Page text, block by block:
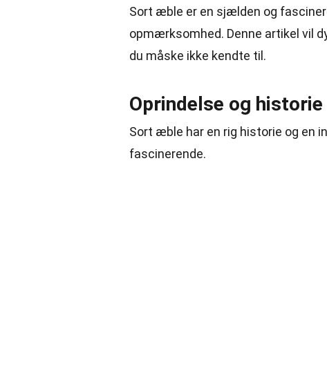
Sort æble er en sjælden og
opmærksomhed. Denne artikel vil
du måske ikke kendte til.
Oprindelse og historie
Sort æble har en rig historie og en
fascinerende.